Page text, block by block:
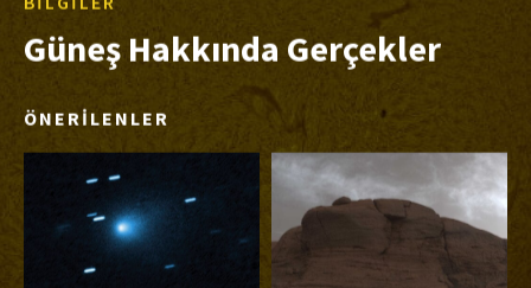
Güneş Hakkında Gerçekler
ÖNERİLENLER